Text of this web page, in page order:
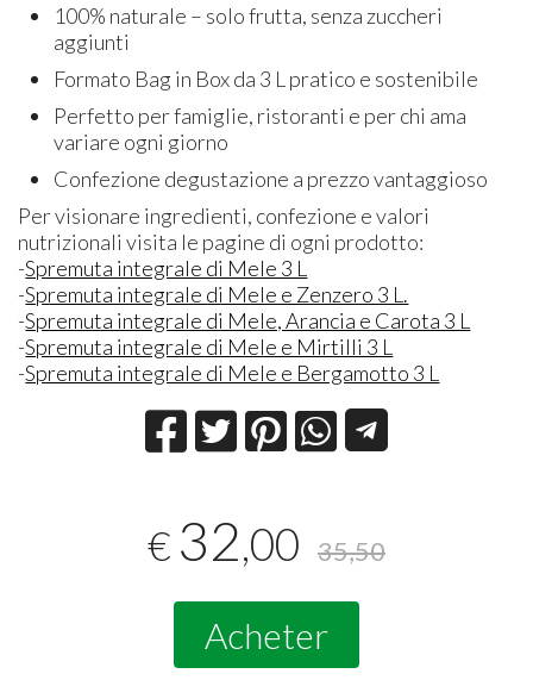
100% naturale – solo frutta, senza zuccheri
aggiunti
Formato Bag in Box da 3 L pratico e sostenibile
Perfetto per famiglie, ristoranti e per chi ama
variare ogni giorno
Confezione degustazione a prezzo vantaggioso
Per visionare ingredienti, confezione e valori
nutrizionali visita le pagine di ogni prodotto:
-Spremuta integrale di Mele 3 L
-Spremuta integrale di Mele e Zenzero 3 L.
-Spremuta integrale di Mele, Arancia e Carota 3 L
-Spremuta integrale di Mele e Mirtilli 3 L
-Spremuta integrale di Mele e Bergamotto 3 L
€ 32,00 35,50
Acheter